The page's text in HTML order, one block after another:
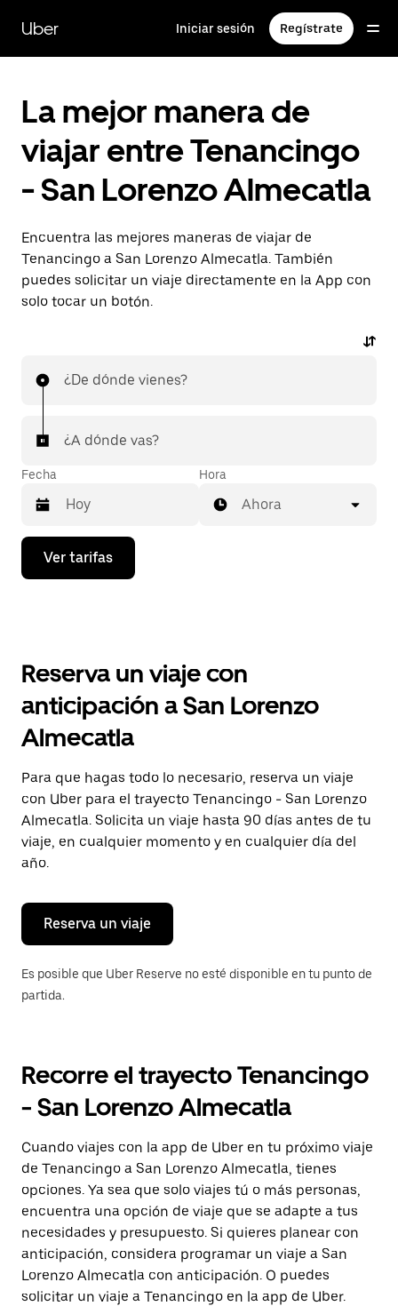
contenido
principal
Uber Iniciar sesión Regístrate
La mejor manera de
viajar entre Tenancingo
- San Lorenzo Almecatla
Encuentra las mejores maneras de viajar de
Tenancingo a San Lorenzo Almecatla. También
puedes solicitar un viaje directamente en la App con
solo tocar un botón.
¿De dónde vienes?
¿A dónde vas?
Fecha
Presiona
flecha
el
y
selecciona
una
Presiona
la
tecla Esc
para
cerrar
el
calendario.
Hora
Ahora
Ver tarifas
Reserva un viaje con
anticipación a San Lorenzo
Almecatla
Para que hagas todo lo necesario, reserva un viaje
con Uber para el trayecto Tenancingo - San Lorenzo
Almecatla. Solicita un viaje hasta 90 días antes de tu
viaje, en cualquier momento y en cualquier día del
año.
Reserva un viaje
Es posible que Uber Reserve no esté disponible en tu punto de
partida.
Recorre el trayecto Tenancingo
- San Lorenzo Almecatla
Cuando viajes con la app de Uber en tu próximo viaje
de Tenancingo a San Lorenzo Almecatla, tienes
opciones. Ya sea que solo viajes tú o más personas,
encuentra una opción de viaje que se adapte a tus
necesidades y presupuesto. Si quieres planear con
anticipación, considera programar un viaje a San
Lorenzo Almecatla con anticipación. O puedes
solicitar un viaje a Tenancingo en la app de Uber.